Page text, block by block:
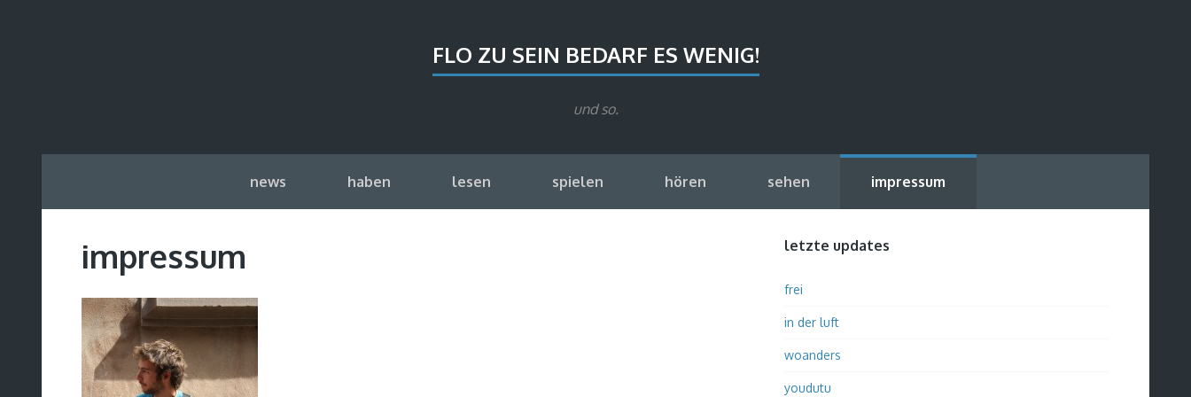
FLO ZU SEIN BEDARF ES WENIG!
und so.
news haben lesen spielen hören sehen impressum
impressum letzte updates
frei
in der luft
woanders
youdutu